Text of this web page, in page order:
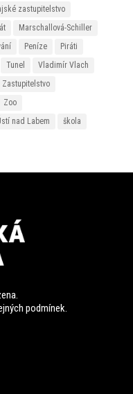
zastupitelstvo
Marschallová-Schiller
Peníze
Piráti
Tunel
Vladimír Vlach
Zastupitelstvo
Zoo
nad Labem škola
podmínek.